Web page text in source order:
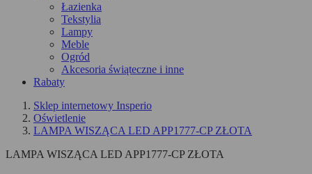
Łazienka
Tekstylia
Lampy
Meble
Ogród
Akcesoria świąteczne i inne
Rabaty
Sklep internetowy Insperio
Oświetlenie
LAMPA WISZĄCA LED APP1777-CP ZŁOTA
LAMPA WISZĄCA LED APP1777-CP ZŁOTA